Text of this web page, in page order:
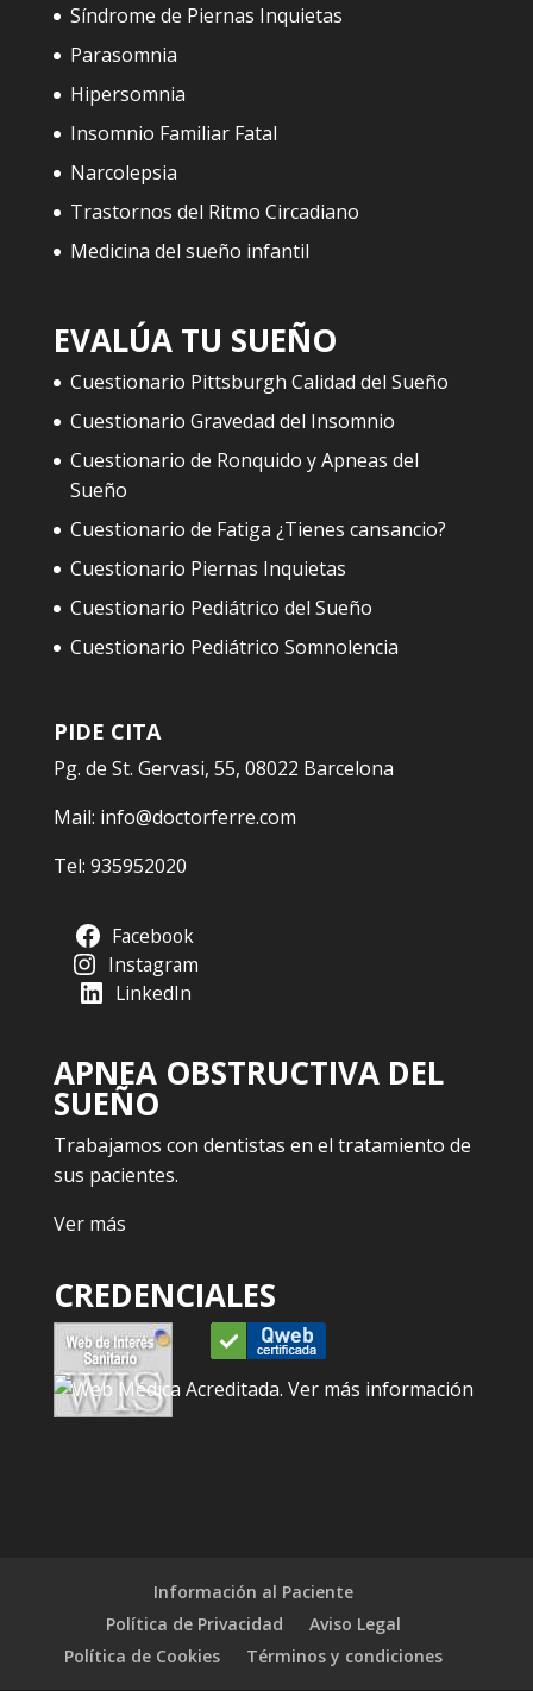
Síndrome de Piernas Inquietas
Parasomnia
Hipersomnia
Insomnio Familiar Fatal
Narcolepsia
Trastornos del Ritmo Circadiano
Medicina del sueño infantil
EVALÚA TU SUEÑO
Cuestionario Pittsburgh Calidad del Sueño
Cuestionario Gravedad del Insomnio
Cuestionario de Ronquido y Apneas del
Sueño
Cuestionario de Fatiga ¿Tienes cansancio?
Cuestionario Piernas Inquietas
Cuestionario Pediátrico del Sueño
Cuestionario Pediátrico Somnolencia
PIDE CITA
Pg. de St. Gervasi, 55, 08022 Barcelona
Mail: info@doctorferre.com
Tel: 935952020
Facebook
Instagram
LinkedIn
APNEA OBSTRUCTIVA DEL
SUEÑO
Trabajamos con dentistas en el tratamiento de
sus pacientes.
Ver más
CREDENCIALES
Información al Paciente
Política de Privacidad
Aviso Legal
Política de Cookies
Términos y condiciones